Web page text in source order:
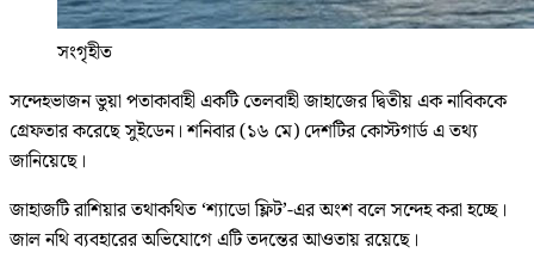
সংগৃহীত
সন্দেহভাজন ভুয়া পতাকাবাহী একটি তেলবাহী জাহাজের দ্বিতীয় এক নাবিককে
গ্রেফতার করেছে সুইডেন। শনিবার (১৬ মে) দেশটির কোস্টগার্ড এ তথ্য
জানিয়েছে।
জাহাজটি রাশিয়ার তথাকথিত ‘শ্যাডো ফ্লিট’-এর অংশ বলে সন্দেহ করা হচ্ছে।
জাল নথি ব্যবহারের অভিযোগে এটি তদন্তের আওতায় রয়েছে।